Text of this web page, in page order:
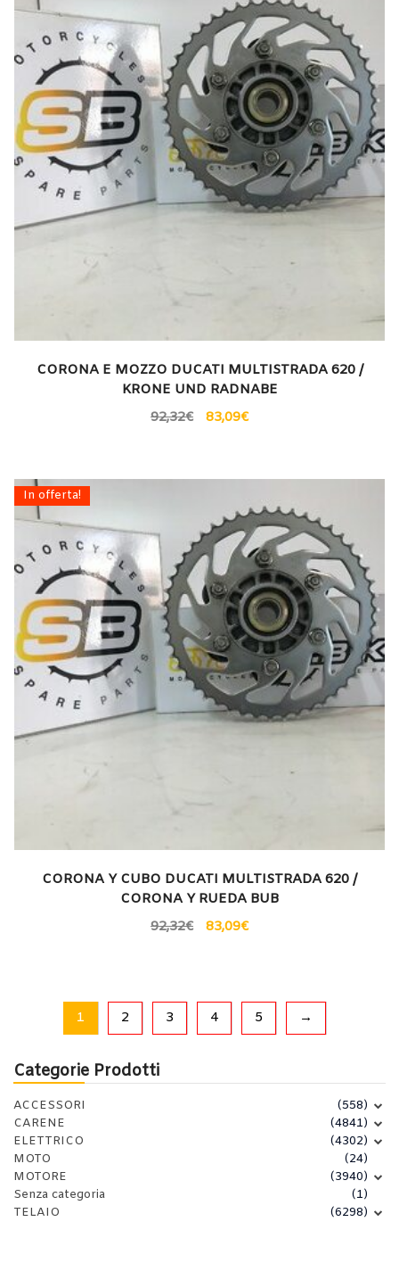
Categorie Prodotti
ACCESSORI
(558)
CARENE
(4841)
ELETTRICO
(4302)
MOTO
(24)
MOTORE
(3940)
Senza categoria
(1)
TELAIO
(6298)
CORONA E MOZZO DUCATI MULTISTRADA 620 /
KRONE UND RADNABE
92,32€ 83,09€
In offerta!
CORONA Y CUBO DUCATI MULTISTRADA 620 /
CORONA Y RUEDA BUB
92,32€ 83,09€
1 2 3 4 5 →